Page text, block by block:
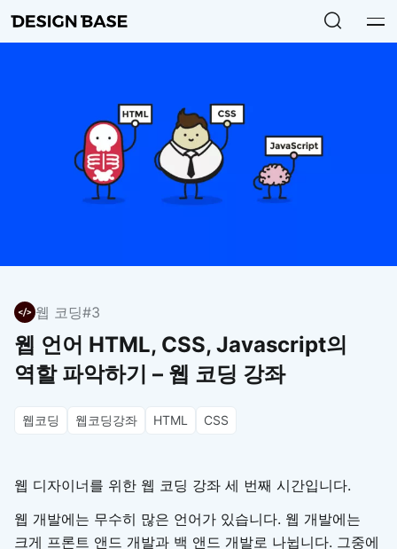
웹 코딩#3
웹 언어 HTML, CSS, Javascript의
역할 파악하기 – 웹 코딩 강좌
웹코딩 웹코딩강좌 HTML CSS
웹 디자이너를 위한 웹 코딩 강좌 세 번째 시간입니다.
웹 개발에는 무수히 많은 언어가 있습니다. 웹 개발에는
크게 프론트 앤드 개발과 백 앤드 개발로 나뉩니다. 그중에